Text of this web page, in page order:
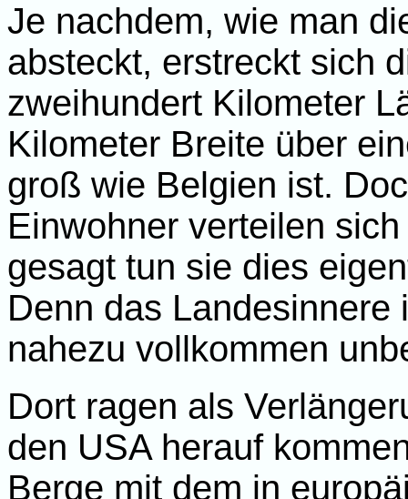
Je nachdem, wie man
absteckt, erstreckt sich
zweihundert Kilometer
Kilometer Breite über
groß wie Belgien ist.
Einwohner verteilen
gesagt tun sie dies
Denn das
nahezu vollkommen
Dort ragen als
den USA herauf
Berge mit dem in